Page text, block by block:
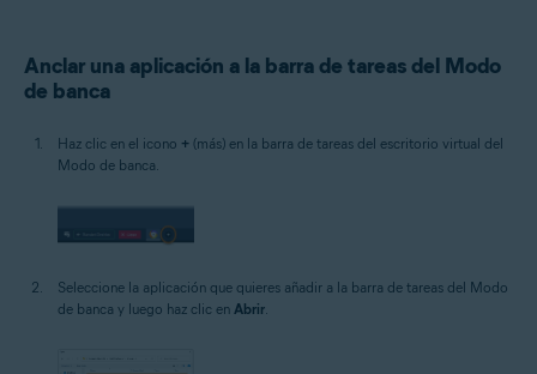
Anclar una aplicación a la barra de tareas del Modo
de banca
Haz clic en el icono + (más) en la barra de tareas del escritorio virtual del
Modo de banca.
Seleccione la aplicación que quieres añadir a la barra de tareas del Modo
de banca y luego haz clic en Abrir